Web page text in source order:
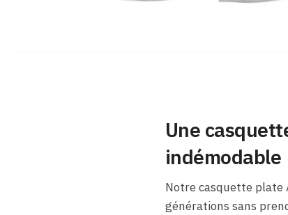
Une
indémodable
Notre casquette plate
générations sans